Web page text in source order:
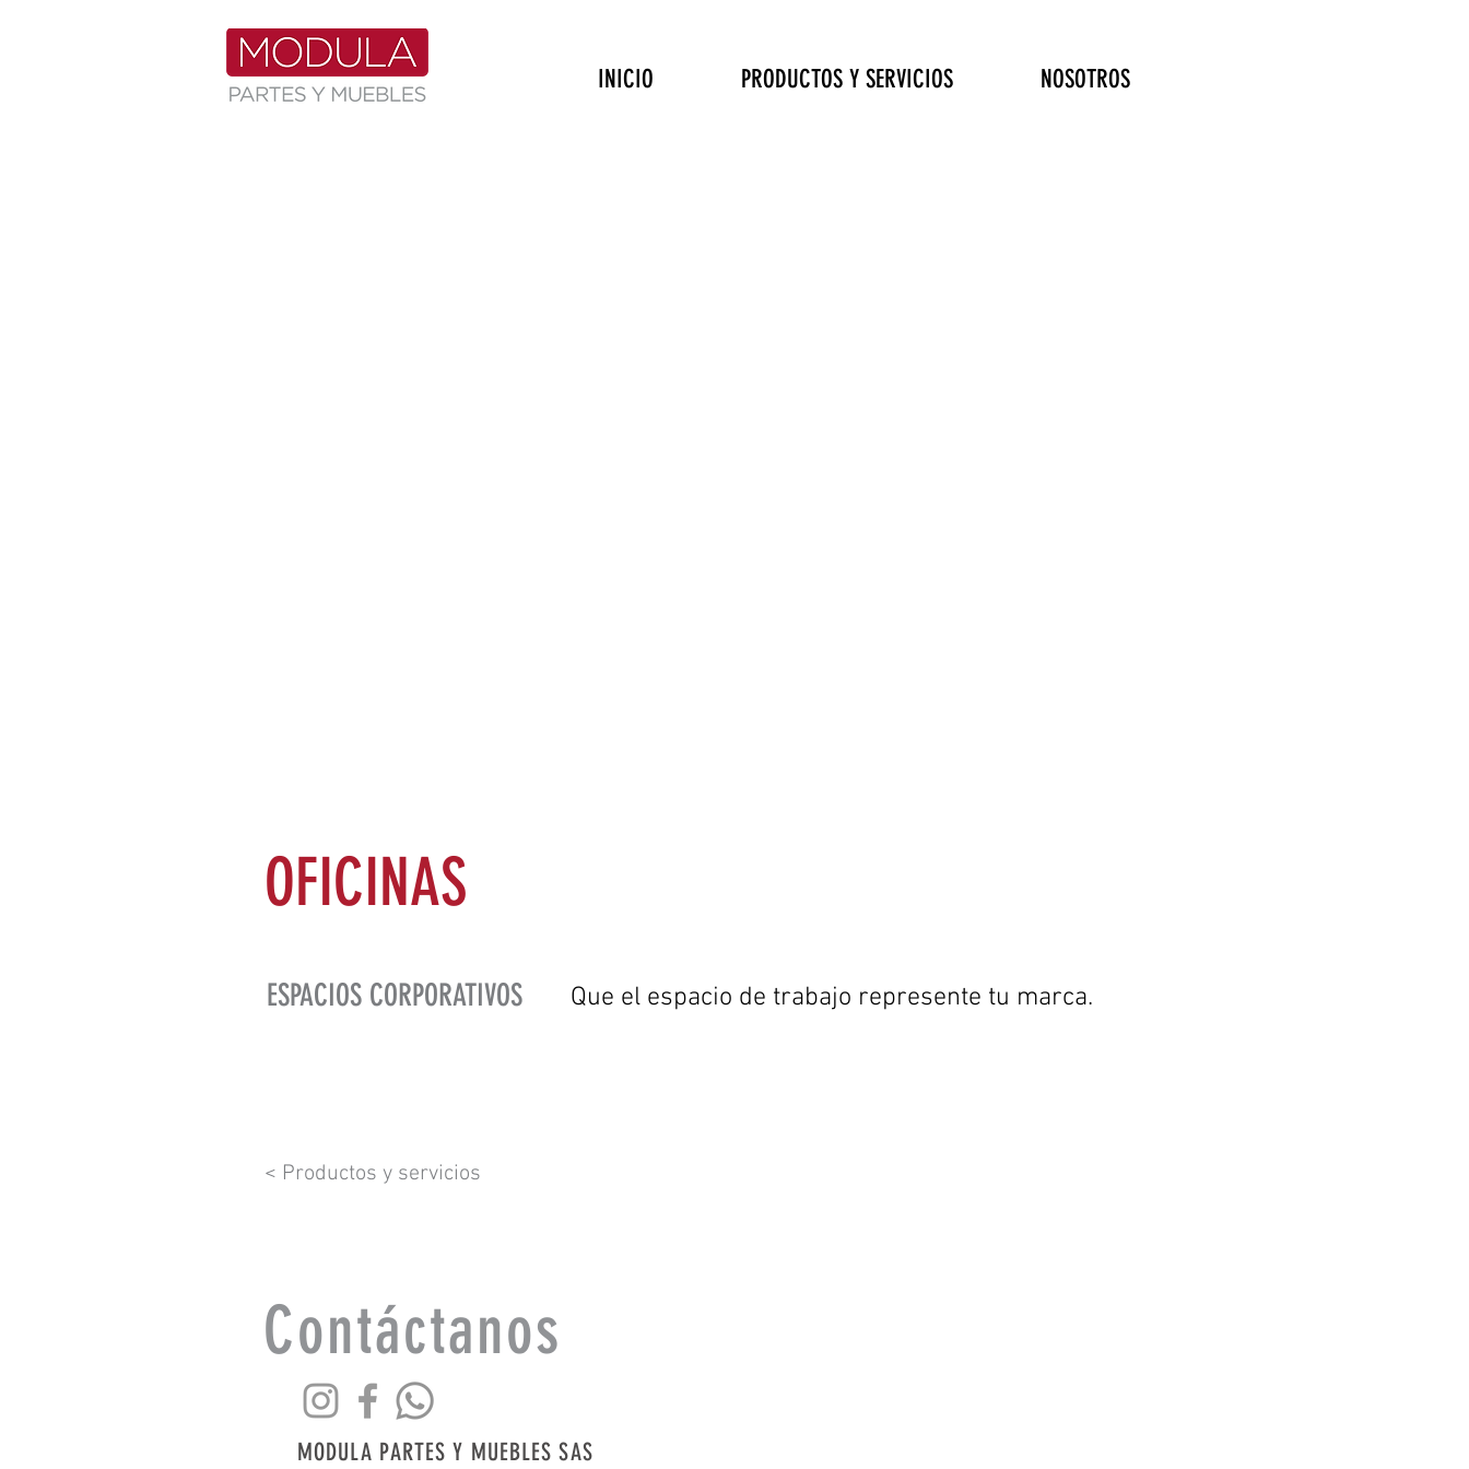
INICIO PRODUCTOS Y SERVICIOS NOSOTROS
OFICINAS
ESPACIOS CORPORATIVOS Que el espacio de trabajo represente tu marca.
< Productos y servicios
Contáctanos
MODULA PARTES Y MUEBLES SAS